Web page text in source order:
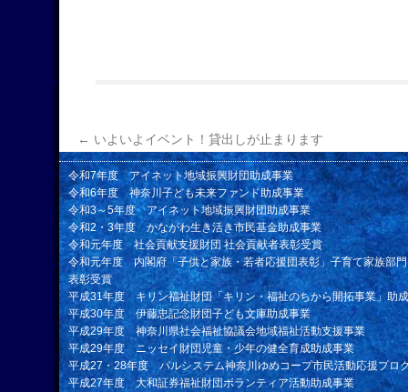
← いよいよイベント！貸出しが止まります
令和7年度 アイネット地域振興財団助成事業
令和6年度 神奈川子ども未来ファンド助成事業
令和3～5年度 アイネット地域振興財団助成事業
令和2・3年度 かながわ生き活き市民基金助成事業
令和元年度 社会貢献支援財団 社会貢献者表彰受賞
令和元年度 内閣府「子供と家族・若者応援団表彰」子育て家族部
表彰受賞
平成31年度 キリン福祉財団「キリン・福祉のちから開拓事業」助
平成30年度 伊藤忠記念財団子ども文庫助成事業
平成29年度 神奈川県社会福祉協議会地域福祉活動支援事業
平成29年度 ニッセイ財団児童・少年の健全育成助成事業
平成27・28年度 パルシステム神奈川ゆめコープ市民活動応援プロ
平成27年度 大和証券福祉財団ボランティア活動助成事業